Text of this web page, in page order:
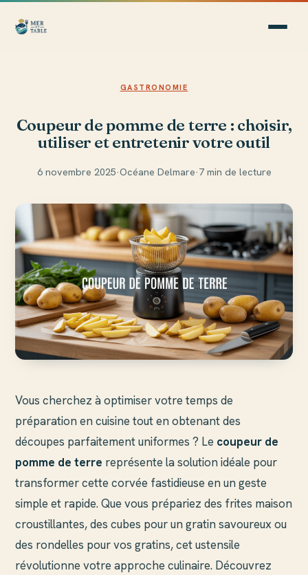
GASTRONOMIE
Coupeur de pomme de terre : choisir,
utiliser et entretenir votre outil
6 novembre 2025·Océane Delmare·7 min de lecture
Vous cherchez à optimiser votre temps de
préparation en cuisine tout en obtenant des
découpes parfaitement uniformes ? Le coupeur de
pomme de terre représente la solution idéale pour
transformer cette corvée fastidieuse en un geste
simple et rapide. Que vous prépariez des frites maison
croustillantes, des cubes pour un gratin savoureux ou
des rondelles pour vos gratins, cet ustensile
révolutionne votre approche culinaire. Découvrez